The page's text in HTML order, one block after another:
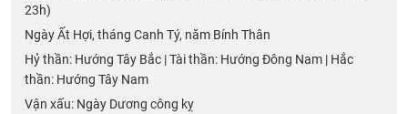
23h)
Ngày Ất Hợi, tháng Canh Tý, năm Bính Thân
Hỷ thần: Hướng Tây Bắc | Tài thần: Hướng Đông Nam | Hắc
thần: Hướng Tây Nam
Vận xấu: Ngày Dương công kỵ